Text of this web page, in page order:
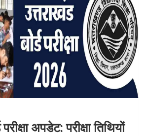
अपडेट: परीक्षा तिथियों